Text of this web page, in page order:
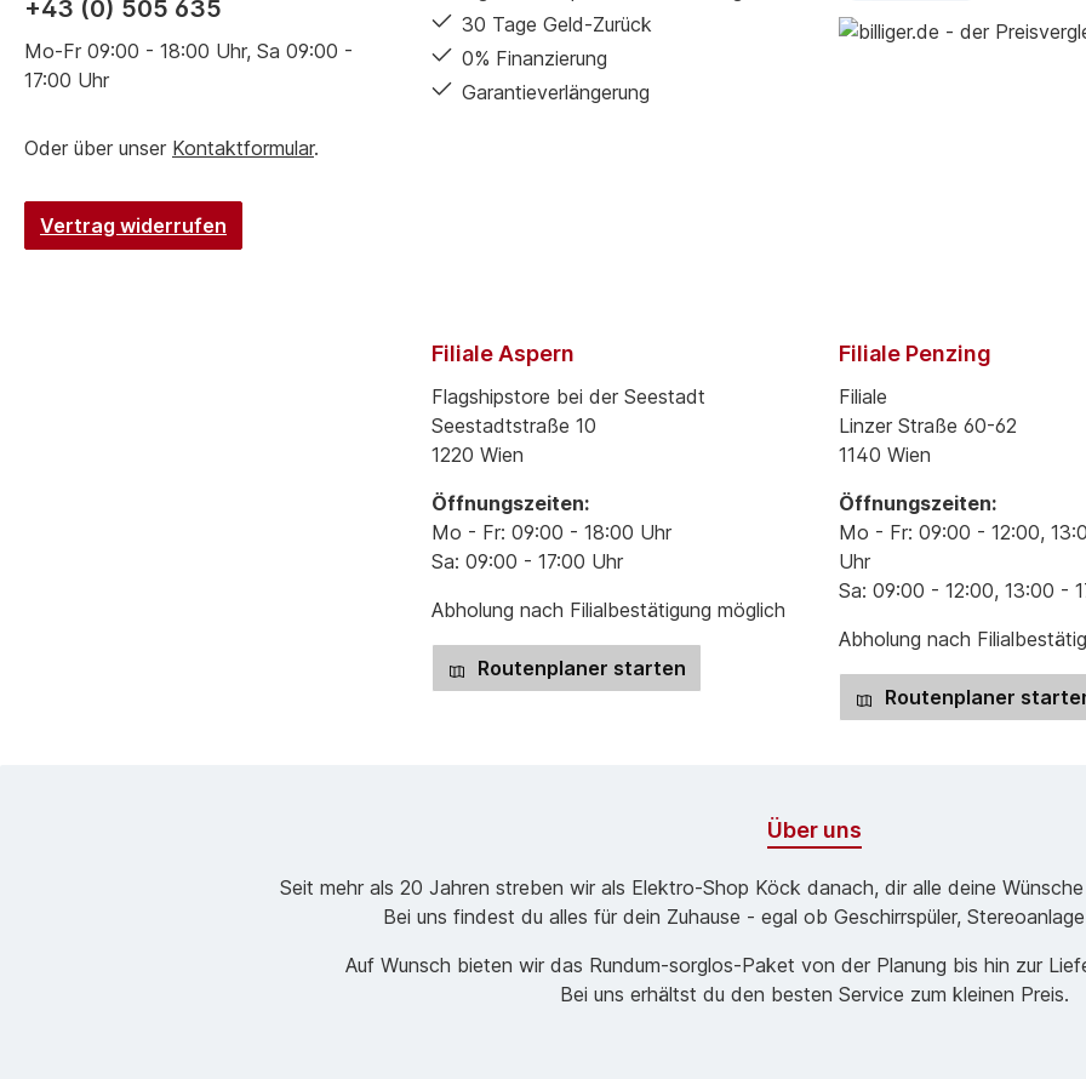
+43 (0) 505 635
Mo-Fr 09:00 - 18:00 Uhr, Sa 09:00 -
17:00 Uhr
Oder über unser Kontaktformular.
Vertrag widerrufen
30 Tage Geld-Zurück
0% Finanzierung
Garantieverlängerung
Filiale Aspern
Flagshipstore bei der Seestadt
Seestadtstraße 10
1220 Wien
Öffnungszeiten:
Mo - Fr: 09:00 - 18:00 Uhr
Sa: 09:00 - 17:00 Uhr
Abholung nach Filialbestätigung möglich
Routenplaner starten
Filiale Penzing
Filiale
Linzer Straße 60-62
1140 Wien
Öffnungszeiten:
Mo - Fr: 09:00 - 12:00,
Uhr
Sa: 09:00 - 12:00, 13:00 -
Abholung nach
Routenplaner
Über uns
Seit mehr als 20 Jahren streben wir als Elektro-Shop Köck danach, dir alle deine
Bei uns findest du alles für dein Zuhause - egal ob Geschirrspüler,
Auf Wunsch bieten wir das Rund­um-sorg­los-Pa­ket von der Planung bis hin zur
Bei uns erhältst du den besten Service zum kleinen Preis.